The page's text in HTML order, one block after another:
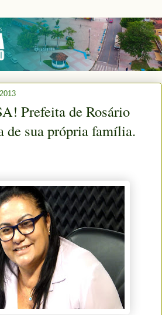
Prefeita de Rosário
de sua própria família.